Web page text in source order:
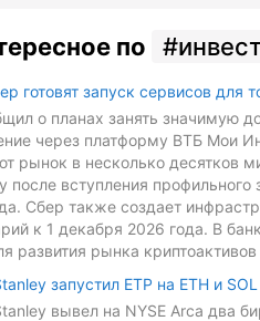
по
готовят запуск сервисов для
о планах занять значимую
через платформу ВТБ Мои
рынок в несколько десятков
после вступления
Сбер также создает
к 1 декабря 2026 года. В
развития рынка
запустил ETP на ETH и SOL
вывел на NYSE Arca два